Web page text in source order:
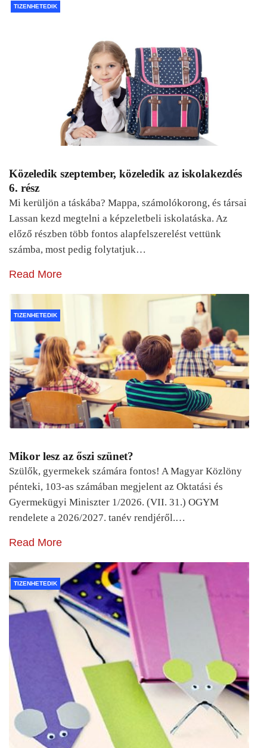
TIZENHETEDIK
Közeledik szeptember, közeledik az iskolakezdés
6. rész
Mi kerüljön a táskába? Mappa, számolókorong, és társai
Lassan kezd megtelni a képzeletbeli iskolatáska. Az
előző részben több fontos alapfelszerelést vettünk
számba, most pedig folytatjuk…
Read More
TIZENHETEDIK
Mikor lesz az őszi szünet?
Szülők, gyermekek számára fontos! A Magyar Közlöny
pénteki, 103-as számában megjelent az Oktatási és
Gyermekügyi Miniszter 1/2026. (VII. 31.) OGYM
rendelete a 2026/2027. tanév rendjéről.…
Read More
TIZENHETEDIK